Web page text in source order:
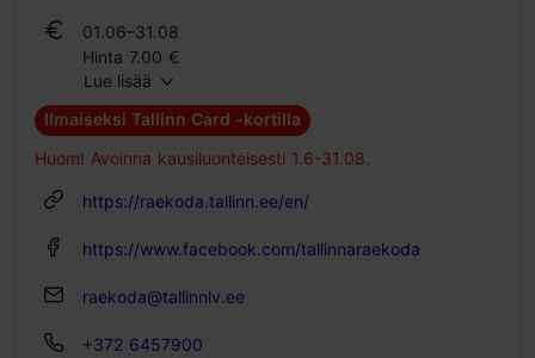
28.12–30.12
ma-su 11:00–16:00
01.06–31.08
Hinta 7.00 €
Oppilaslippu 5.00 €
Perhelippu 15.00 €
28.12–30.12
Oppilaslippu 5.00 €
Lue lisää
Ilmaiseksi Tallinn Card -kortilla
Huom! Avoinna kausiluonteisesti 1.6-31.08.
https://raekoda.tallinn.ee/en/
https://www.facebook.com/tallinnaraekoda
raekoda@tallinnlv.ee
+372 6457900